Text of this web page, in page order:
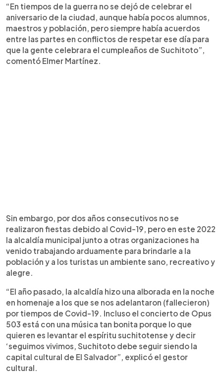
“En tiempos de la guerra no se dejó de celebrar el
aniversario de la ciudad, aunque había pocos alumnos,
maestros y población, pero siempre había acuerdos
entre las partes en conflictos de respetar ese día para
que la gente celebrara el cumpleaños de Suchitoto”,
comentó Elmer Martínez.
Sin embargo, por dos años consecutivos no se
realizaron fiestas debido al Covid-19, pero en este 2022
la alcaldía municipal junto a otras organizaciones ha
venido trabajando arduamente para brindarle a la
población y a los turistas un ambiente sano, recreativo y
alegre.
“El año pasado, la alcaldía hizo una alborada en la noche
en homenaje a los que se nos adelantaron (fallecieron)
por tiempos de Covid-19. Incluso el concierto de Opus
503 está con una música tan bonita porque lo que
quieren es levantar el espíritu suchitotense y decir
‘seguimos vivimos, Suchitoto debe seguir siendo la
capital cultural de El Salvador”, explicó el gestor
cultural.